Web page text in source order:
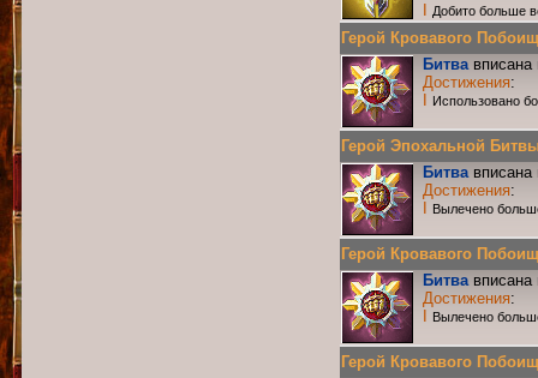
Добито больше
Герой Кровавого
Битвавписана
Достижения:
Использовано
Герой Эпохальной
Битвавписана
Достижения:
Вылечено
Герой Кровавого
Битвавписана
Достижения:
Вылечено
Герой Кровавого